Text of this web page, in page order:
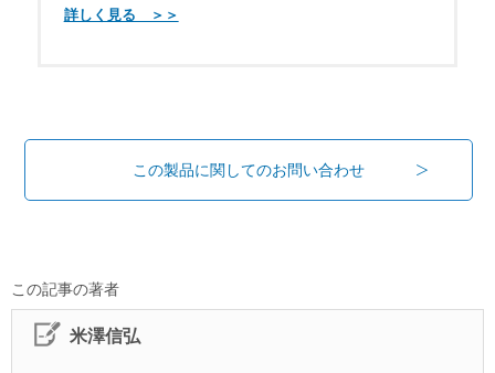
詳しく見る ＞＞
この製品に関してのお問い合わせ
この記事の著者
米澤信弘